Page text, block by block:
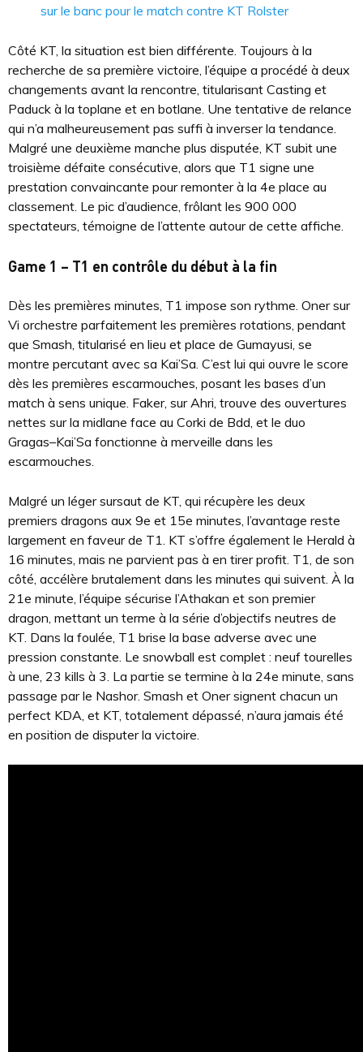
sur le banc pour le match contre KT Rolster
Côté KT, la situation est bien différente. Toujours à la
recherche de sa première victoire, l’équipe a procédé à deux
changements avant la rencontre, titularisant Casting et
Paduck à la toplane et en botlane. Une tentative de relance
qui n’a malheureusement pas suffi à inverser la tendance.
Malgré une deuxième manche plus disputée, KT subit une
troisième défaite consécutive, alors que T1 signe une
prestation convaincante pour remonter à la 4e place au
classement. Le pic d’audience, frôlant les 900 000
spectateurs, témoigne de l’attente autour de cette affiche.
Game 1 – T1 en contrôle du début à la fin
Dès les premières minutes, T1 impose son rythme. Oner sur
Vi orchestre parfaitement les premières rotations, pendant
que Smash, titularisé en lieu et place de Gumayusi, se
montre percutant avec sa Kai’Sa. C’est lui qui ouvre le score
dès les premières escarmouches, posant les bases d’un
match à sens unique. Faker, sur Ahri, trouve des ouvertures
nettes sur la midlane face au Corki de Bdd, et le duo
Gragas–Kai’Sa fonctionne à merveille dans les
escarmouches.
Malgré un léger sursaut de KT, qui récupère les deux
premiers dragons aux 9e et 15e minutes, l’avantage reste
largement en faveur de T1. KT s’offre également le Herald à
16 minutes, mais ne parvient pas à en tirer profit. T1, de son
côté, accélère brutalement dans les minutes qui suivent. À la
21e minute, l’équipe sécurise l’Athakan et son premier
dragon, mettant un terme à la série d’objectifs neutres de
KT. Dans la foulée, T1 brise la base adverse avec une
pression constante. Le snowball est complet : neuf tourelles
à une, 23 kills à 3. La partie se termine à la 24e minute, sans
passage par le Nashor. Smash et Oner signent chacun un
perfect KDA, et KT, totalement dépassé, n’aura jamais été
en position de disputer la victoire.